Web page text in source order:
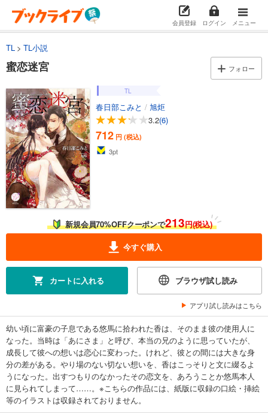
会員登録 ログイン メニュー
TL TL小説
蜜恋迷宮 フォロー
TL
春日部こみと / 旭炬
3.2(6)
712 円 (税込)
3pt
新規会員70%OFFクーポンで213円(税込)
今すぐ購入
カートに入れる ブラウザ試し読み
アプリ試し読みはこちら
幼い頃に富豪の子息である悠馬に拾われた香は、そのまま彼の使用人に
なった。当時は「あにさま」と呼び、本当の兄のように思っていたが、
成長して彼への想いは恋心に変わった。けれど、彼との間には大きな身
分の差がある。やり場のない切ない想いを、香はこっそりと文に綴るよ
うになった。出すつもりのなかったその恋文を、あろうことか悠馬本人
に見られてしまって……。※こちらの作品には、紙版に収録の口絵・挿絵
等のイラストは収録されておりません。